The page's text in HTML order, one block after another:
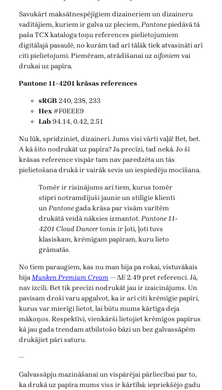
Savukārt maksātnespējīgiem dizaineriem un dizaineru
vadītājiem, kuriem ir galva uz pleciem,Pantonepiedāvā tā
paša TCX kataloga toņu references pielietojumiem
digitālajā pasaulē, no kurām tad arī tālāk tiek atvasināti arī
citi pielietojumi. Piemēram, atrādīšanai uzaifoniemvai
drukai uz papīra.
Pantone 11-4201 krāsas references
sRGB240, 238, 233
Hex#F0EEE9
Lab94.14, 0.42, 2.51
Nu lūk, spridziniet, dizaineri. Jums visi vārti vaļā! Bet, bet.
A kā šito nodrukāt uz papīra? Ja precīzi, tad nekā. Jo šī
krāsas reference vispār tam nav paredzēta un tās
pielietošana drukā ir vairāk sevis un iespiedēju mocīšana.
Tomēr ir risinājums arī tiem, kurus tomēr
stipri notramdījuši jaunie un stilīgie klienti
unPantonegada krāsa par visām varītēm
drukātā veidā nāksies izmantot. Pantone 11-
4201 Cloud Dancertonis ir ļoti, ļoti tuvs
klasiskam, krēmīgam papīram, kuru lieto
grāmatās.
No tiem paraugiem, kas nu man bija pa rokai, vistuvākais
bijaMunken Premium Cream— ΔE2.49 pret referenci. Jā,
nav izcili. Bet tik precīzi nodrukāt jau ir izaicinājums. Un
pavisam droši varu apgalvot, ka ir arī citi krēmīgie papīri,
kurus var mierīgi lietot, lai būtu mums kārtīga deja
mākoņos. Respektīvi, vienkārši lietojiet krēmīgos papīrus
kā jau gada trendam atbilstošo bāzi un bez galvassāpēm
drukājiet pāri saturu.
—
Galvassāpju mazināšanai un vispārējai pārliecībai par to,
ka drukā uz papīra mums viss ir kārtībā: iepriekšējo gadu